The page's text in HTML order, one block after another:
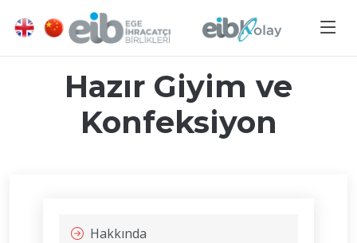
Hazır Giyim ve
Konfeksiyon
Hakkında